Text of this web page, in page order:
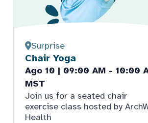
Surprise
Chair Yoga
Ago 10 | 09:00 AM - 10:00
MST
Join us for a seated chair
exercise class hosted by
Health